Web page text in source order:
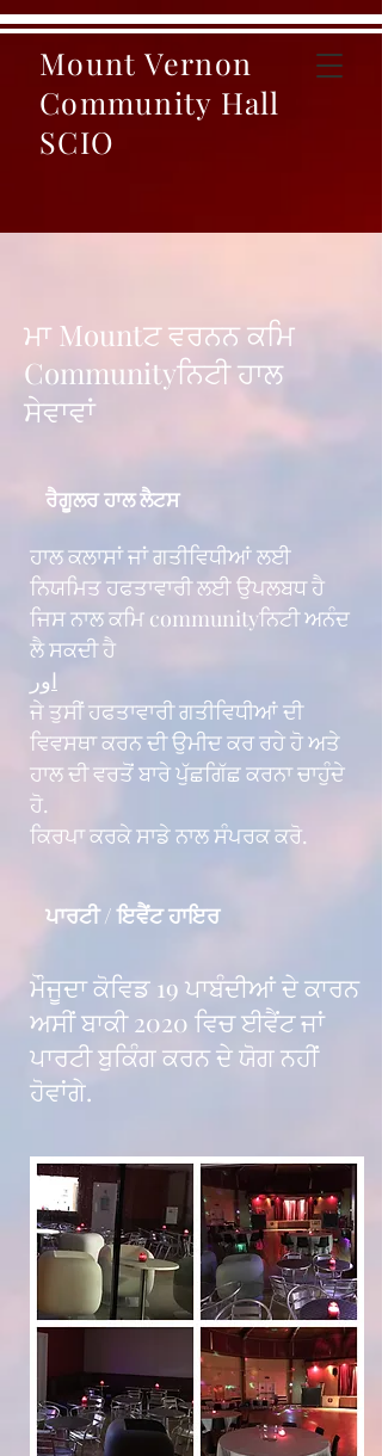
Mount Vernon
Community Hall
SCIO
ਮਾ Mountਟ ਵਰਨਨ ਕਮਿ
Communityਨਿਟੀ ਹਾਲ
ਸੇਵਾਵਾਂ
ਹਾਲ ਕਲਾਸਾਂ ਜਾਂ ਗਤੀਵਿਧੀਆਂ ਲਈ
ਨਿਯਮਿਤ ਹਫਤਾਵਾਰੀ ਲਈ ਉਪਲਬਧ ਹੈ
ਜਿਸ ਨਾਲ ਕਮਿ communityਨਿਟੀ ਅਨੰਦ
ਲੈ ਸਕਦੀ ਹੈ
اور
ਜੇ ਤੁਸੀਂ ਹਫਤਾਵਾਰੀ ਗਤੀਵਿਧੀਆਂ ਦੀ
ਵਿਵਸਥਾ ਕਰਨ ਦੀ ਉਮੀਦ ਕਰ ਰਹੇ ਹੋ ਅਤੇ
ਹਾਲ ਦੀ ਵਰਤੋਂ ਬਾਰੇ ਪੁੱਛਗਿੱਛ ਕਰਨਾ ਚਾਹੁੰਦੇ
ਹੋ.
ਕਿਰਪਾ ਕਰਕੇ ਸਾਡੇ ਨਾਲ ਸੰਪਰਕ ਕਰੋ.
ਮੌਜੂਦਾ ਕੋਵਿਡ 19 ਪਾਬੰਦੀਆਂ ਦੇ ਕਾਰਨ
ਅਸੀਂ ਬਾਕੀ 2020 ਵਿਚ ਈਵੈਂਟ ਜਾਂ
ਪਾਰਟੀ ਬੁਕਿੰਗ ਕਰਨ ਦੇ ਯੋਗ ਨਹੀਂ
ਹੋਵਾਂਗੇ.
ਰੈਗੂਲਰ ਹਾਲ ਲੈਟਸ
ਪਾਰਟੀ / ਇਵੈਂਟ ਹਾਇਰ